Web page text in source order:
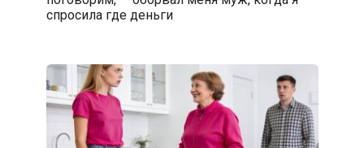
спросила где деньги